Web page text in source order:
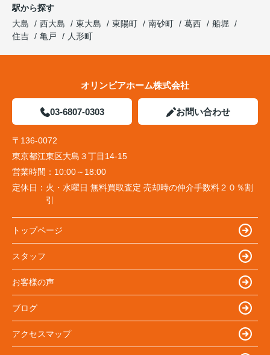
駅から探す
大島
西大島 東大島 東陽町 南砂町 葛西
船堀
住吉
亀戸 人形町
オリンピアホーム株式会社
03-6807-0303 お問い合わせ
〒136-0072
東京都江東区大島３丁目14-15
営業時間： 10:00～18:00
定休日： 火・水曜日 無料買取査定 売却時の仲介手数料２０％割
引
トップページ
スタッフ
お客様の声
ブログ
アクセスマップ